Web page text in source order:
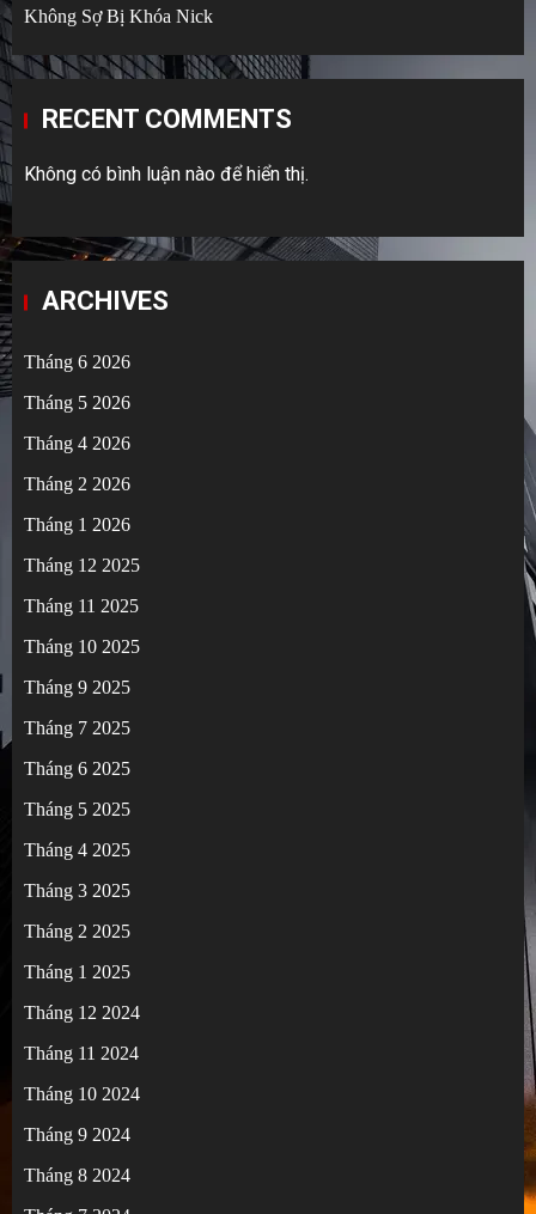
Không Sợ Bị Khóa Nick
RECENT COMMENTS
Không có bình luận nào để hiển thị.
ARCHIVES
Tháng 6 2026
Tháng 5 2026
Tháng 4 2026
Tháng 2 2026
Tháng 1 2026
Tháng 12 2025
Tháng 11 2025
Tháng 10 2025
Tháng 9 2025
Tháng 7 2025
Tháng 6 2025
Tháng 5 2025
Tháng 4 2025
Tháng 3 2025
Tháng 2 2025
Tháng 1 2025
Tháng 12 2024
Tháng 11 2024
Tháng 10 2024
Tháng 9 2024
Tháng 8 2024